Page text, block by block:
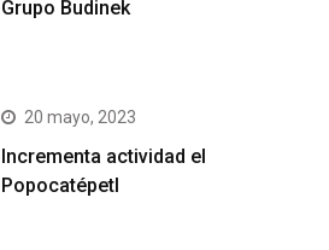
Grupo Budinek
20 mayo, 2023
Incrementa actividad el
Popocatépetl